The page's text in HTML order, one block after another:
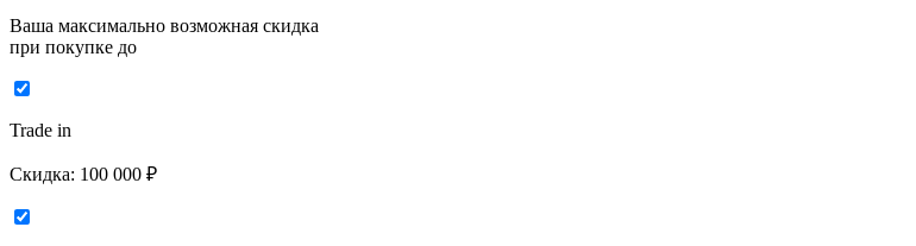
Ваша максимально возможная скидка
при покупке до
Trade in
Скидка: 100 000 ₽